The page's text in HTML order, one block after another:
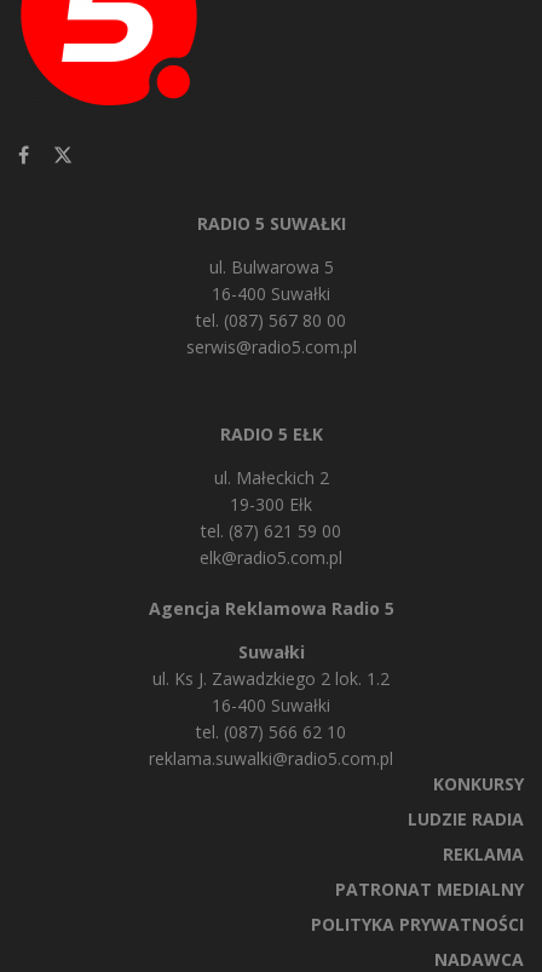
RADIO 5 SUWAŁKI
ul. Bulwarowa 5
16-400 Suwałki
tel. (087) 567 80 00
serwis@radio5.com.pl
RADIO 5 EŁK
ul. Małeckich 2
19-300 Ełk
tel. (87) 621 59 00
elk@radio5.com.pl
Agencja Reklamowa Radio 5
Suwałki
ul. Ks J. Zawadzkiego 2 lok. 1.2
16-400 Suwałki
tel. (087) 566 62 10
reklama.suwalki@radio5.com.pl
KONKURSY
LUDZIE RADIA
REKLAMA
PATRONAT MEDIALNY
POLITYKA PRYWATNOŚCI
NADAWCA